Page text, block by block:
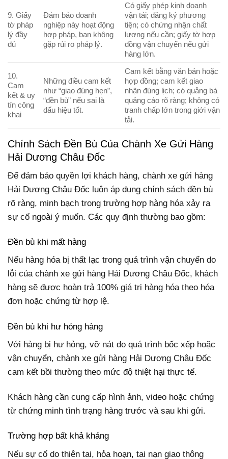
9. Giấy
tờ pháp
lý đầy
đủ
Đảm bảo doanh
nghiệp này hoạt động
hợp pháp, bạn không
gặp rủi ro pháp lý.
Có giấy phép kinh doanh
vận tải; đăng ký phương
tiện; có chứng nhận chất
lượng nếu cần; giấy tờ hợp
đồng vận chuyển nếu gửi
hàng lớn.
10.
Cam
kết & uy
tín công
khai
Những điều cam kết
như “giao đúng hẹn”,
“đền bù” nếu sai là
dấu hiệu tốt.
Cam kết bằng văn bản hoặc
hợp đồng; cam kết giao
nhận đúng lịch; có quảng bá
quảng cáo rõ ràng; không có
tranh chấp lớn trong giới vận
tải.
Chính Sách Đền Bù Của Chành Xe Gửi Hàng
Hải Dương Châu Đốc
Để đảm bảo quyền lợi khách hàng, chành xe gửi hàng
Hải Dương Châu Đốc luôn áp dụng chính sách đền bù
rõ ràng, minh bạch trong trường hợp hàng hóa xảy ra
sự cố ngoài ý muốn. Các quy định thường bao gồm:
Đền bù khi mất hàng
Nếu hàng hóa bị thất lạc trong quá trình vận chuyển do
lỗi của chành xe gửi hàng Hải Dương Châu Đốc, khách
hàng sẽ được hoàn trả 100% giá trị hàng hóa theo hóa
đơn hoặc chứng từ hợp lệ.
Đền bù khi hư hỏng hàng
Với hàng bị hư hỏng, vỡ nát do quá trình bốc xếp hoặc
vận chuyển, chành xe gửi hàng Hải Dương Châu Đốc
cam kết bồi thường theo mức độ thiệt hại thực tế.
Khách hàng cần cung cấp hình ảnh, video hoặc chứng
từ chứng minh tình trạng hàng trước và sau khi gửi.
Trường hợp bất khả kháng
Nếu sự cố do thiên tai, hỏa hoạn, tai nạn giao thông